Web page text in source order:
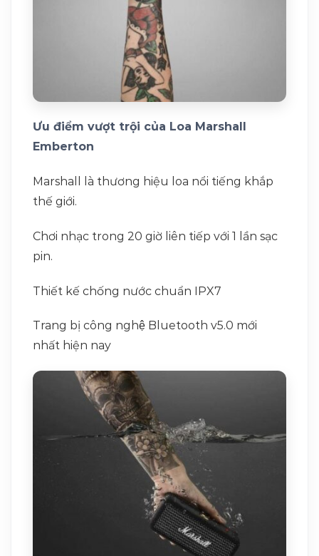
Ưu điểm vượt trội của Loa Marshall
Emberton
Marshall là thương hiệu loa nổi tiếng khắp
thế giới.
Chơi nhạc trong 20 giờ liên tiếp với 1 lần sạc
pin.
Thiết kế chống nước chuẩn IPX7
Trang bị công nghệ Bluetooth v5.0 mới
nhất hiện nay